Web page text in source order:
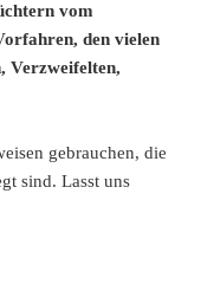
vom
den vielen
Verzweifelten,
gebrauchen, die
sind. Lasst uns